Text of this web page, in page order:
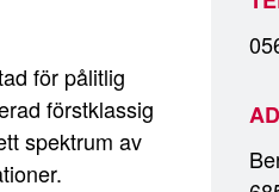
för pålitlig
förstklassig
spektrum av